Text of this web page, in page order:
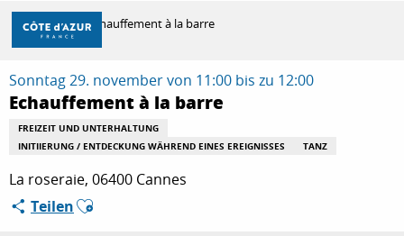
Aller
contenu
principal
ENTDECKEN
ZU TUN
Startseite Echauffement à la barre
Sonntag 29. november von 11:00 bis zu 12:00
Echauffement à la barre
FREIZEIT UND UNTERHALTUNG
INITIIERUNG / ENTDECKUNG WÄHREND EINES EREIGNISSES
TANZ
La roseraie, 06400 Cannes
TeilenAjouter aux favoris